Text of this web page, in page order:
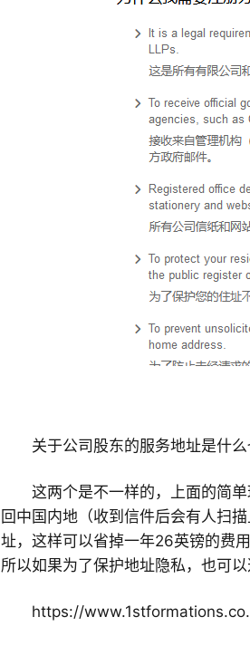
关于公司股东的服务地址是什
这两个是不一样的，上面的简
回中国内地（收到信件后会有人扫
址，这样可以省掉一年26英镑的费
所以如果为了保护地址隐私，也可
https://